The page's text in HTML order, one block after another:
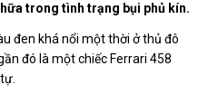
trong tình trạng bụi phủ kín.
đen khá nổi một thời ở thủ đô
đó là một chiếc Ferrari 458